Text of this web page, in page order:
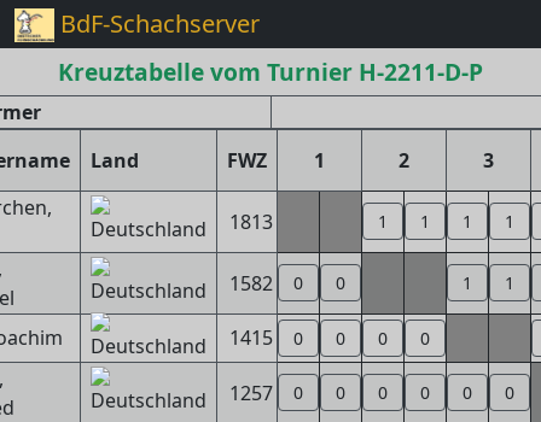
BdF-Schachserver
Kreuztabelle vom Turnier H-2211-D-P
Land FWZ 1 2
3
1813 1 1 1 1
1582 0 0 1 1
1415 0 0 0 0
1257 0 0 0 0 0 0